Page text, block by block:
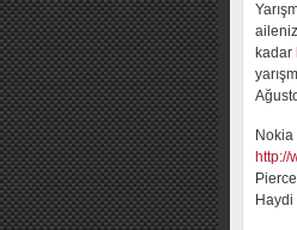
kadar
http://
Haydi